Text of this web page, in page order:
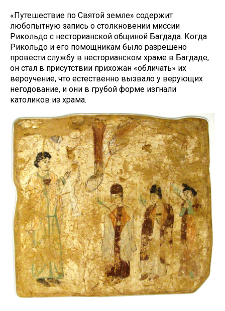
«Путешествие по Святой земле» содержит
любопытную запись о столкновении миссии
Рикольдо с несторианской общиной Багдада. Когда
Рикольдо и его помощникам было разрешено
провести службу в несторианском храме в Багдаде,
он стал в присутствии прихожан «обличать» их
вероучение, что естественно вызвало у верующих
негодование, и они в грубой форме изгнали
католиков из храма.